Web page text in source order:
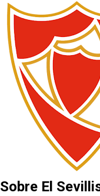
Sobre El